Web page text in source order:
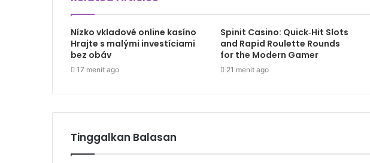
Nízko vkladové online kasíno
Hrajte s malými investíciami
bez obáv
17 menit ago
Spinit Casino: Quick‑Hit Slots
and Rapid Roulette Rounds
for the Modern Gamer
21 menit ago
Tinggalkan Balasan